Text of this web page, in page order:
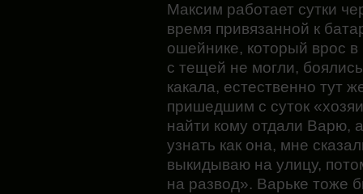
Максим работает сутки
время привязанной к
ошейнике, который врос
с тещей не могли,
какала, естественно тут
пришедшим с суток
найти кому отдали Варю,
узнать как она, мне
выкидываю на улицу,
на развод». Варьке тоже